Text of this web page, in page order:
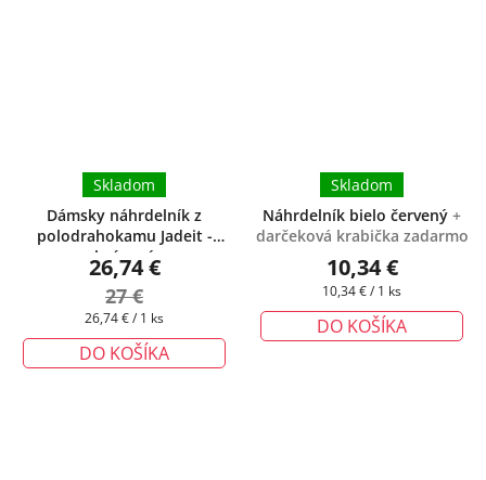
Dámsky náhrdelník z
polodrahokamu Jadeit -
brúsený
Skladom
26,74 €
27 €
Jednotková
26,74 € / 1 ks
DO KOŠÍKA
Náhrdelník bielo červený +
darčeková krabička zadarmo
Skladom
10,34 €
Jednotková
10,34 € / 1 ks
DO KOŠÍKA